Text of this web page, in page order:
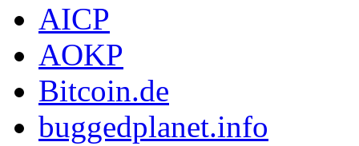
AICP
AOKP
Bitcoin.de
buggedplanet.info